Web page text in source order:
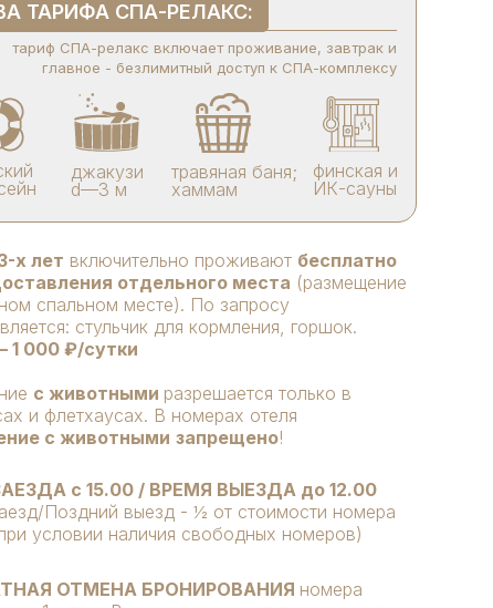
х лет включительно проживают бесплатно
отдельного места (размещение
спальном месте). По запросу
стульчик для кормления, горшок.
000 ₽/сутки
с животными разрешается только в
и флетхаусах. В номерах отеля
с животными запрещено!
с 15.00 / ВРЕМЯ ВЫЕЗДА до 12.00
Поздний выезд - ½ от стоимости номера
условии наличия свободных номеров)
ОТМЕНА БРОНИРОВАНИЯ номера
джакузи
d—3 м
ТАРИФА СПА-РЕЛАКС:
финская и
ИК-сауны
травяная баня;
хаммам
тариф СПА-релакс включает проживание, завтрак и
главное - безлимитный доступ к СПА-комплексу